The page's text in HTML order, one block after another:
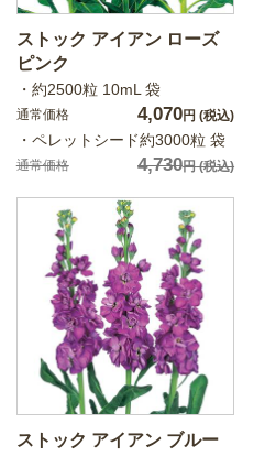
ストック アイアン ローズ
ピンク
・約2500粒 10mL 袋
通常価格 4,070円 (税込)
・ペレットシード約3000粒 袋
通常価格 4,730円(税込)
ストック アイアン ブルー